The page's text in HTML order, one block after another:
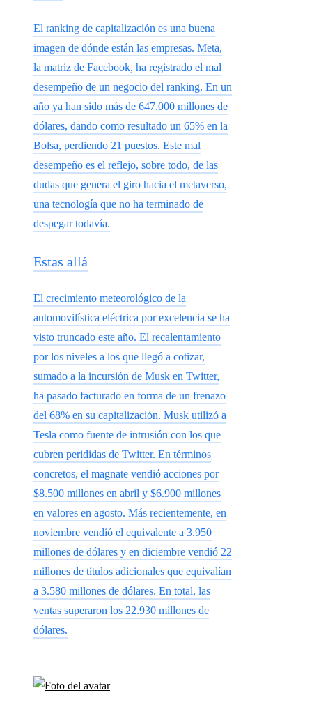
El ranking de capitalización es una buena
imagen de dónde están las empresas. Meta,
la matriz de Facebook, ha registrado el mal
desempeño de un negocio del ranking. En un
año ya han sido más de 647.000 millones de
dólares, dando como resultado un 65% en la
Bolsa, perdiendo 21 puestos. Este mal
desempeño es el reflejo, sobre todo, de las
dudas que genera el giro hacia el metaverso,
una tecnología que no ha terminado de
despegar todavía.
Estas allá
El crecimiento meteorológico de la
automovilística eléctrica por excelencia se ha
visto truncado este año. El recalentamiento
por los niveles a los que llegó a cotizar,
sumado a la incursión de Musk en Twitter,
ha pasado facturado en forma de un frenazo
del 68% en su capitalización. Musk utilizó a
Tesla como fuente de intrusión con los que
cubren perididas de Twitter. En términos
concretos, el magnate vendió acciones por
$8.500 millones en abril y $6.900 millones
en valores en agosto. Más recientemente, en
noviembre vendió el equivalente a 3.950
millones de dólares y en diciembre vendió 22
millones de títulos adicionales que equivalían
a 3.580 millones de dólares. En total, las
ventas superaron los 22.930 millones de
dólares.